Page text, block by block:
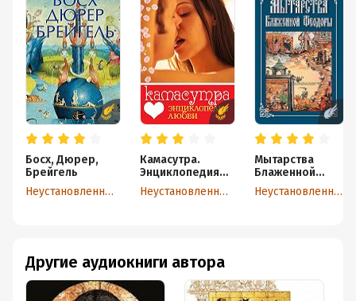
Босх, Дюрер,
Брейгель
Неустановленный автор
Камасутра.
Энциклопедия
любви
Неустановленный автор
Мытарства
Блаженной
Феодоры
Неустановленный автор
Другие аудиокниги автора